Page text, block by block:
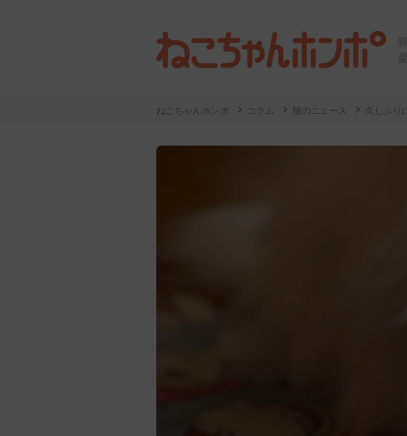
ねこちゃんホンポ コラム 猫のニュース 久しぶり